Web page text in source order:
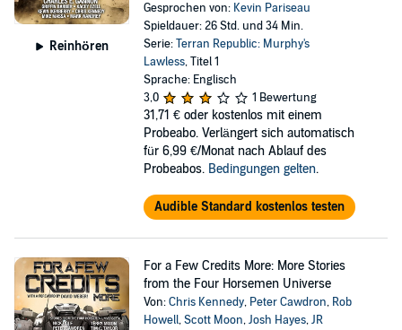
Reinhören
Gesprochen von: Kevin Pariseau
Spieldauer: 26 Std. und 34 Min.
Serie:Terran Republic: Murphy's
Lawless, Titel 1
Sprache: Englisch
3,0
1 Bewertung
31,71 € oder kostenlos mit einem
Probeabo. Verlängert sich automatisch
für 6,99 €/Monat nach Ablauf des
Probeabos. Bedingungen gelten.
Audible Standard kostenlos testen
For a Few Credits More: More Stories
from the Four Horsemen Universe
Von:Chris Kennedy, Peter Cawdron, Rob
Howell,Scott Moon,Josh Hayes,JR